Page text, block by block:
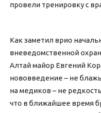
провели тренировку с
Как заметил врио
вневедомственной
Алтай майор Евгений
нововведение – не
на медиков – не
что в ближайшее время